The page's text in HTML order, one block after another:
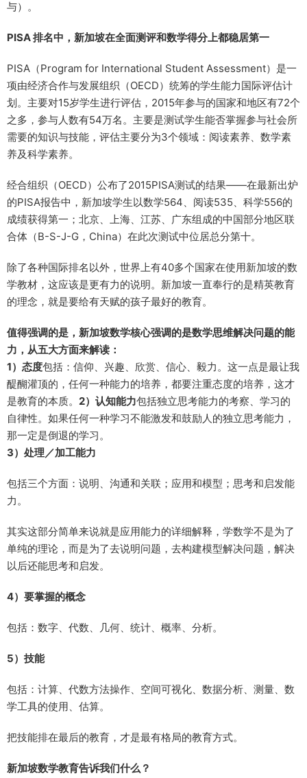
与）。
PISA 排名中，新加坡在全面测评和数学得分上都稳居第一
PISA（Program for International Student Assessment）是一
项由经济合作与发展组织（OECD）统筹的学生能力国际评估计
划。主要对15岁学生进行评估，2015年参与的国家和地区有72个
之多，参与人数有54万名。主要是测试学生能否掌握参与社会所
需要的知识与技能，评估主要分为3个领域：阅读素养、数学素
养及科学素养。
经合组织（OECD）公布了2015PISA测试的结果——在最新出炉
的PISA报告中，新加坡学生以数学564、阅读535、科学556的
成绩获得第一；北京、上海、江苏、广东组成的中国部分地区联
合体（B-S-J-G，China）在此次测试中位居总分第十。
除了各种国际排名以外，世界上有40多个国家在使用新加坡的数
学教材，这应该是更有力的说明。新加坡一直奉行的是精英教育
的理念，就是要给有天赋的孩子最好的教育。
值得强调的是，新加坡数学核心强调的是数学思维解决问题的能
力，从五大方面来解读：
1）态度包括：信仰、兴趣、欣赏、信心、毅力。这一点是最让我
醍醐灌顶的，任何一种能力的培养，都要注重态度的培养，这才
是教育的本质。 2）认知能力包括独立思考能力的考察、学习的
自律性。如果任何一种学习不能激发和鼓励人的独立思考能力，
那一定是倒退的学习。
3）处理／加工能力
包括三个方面：说明、沟通和关联；应用和模型；思考和启发能
力。
其实这部分简单来说就是应用能力的详细解释，学数学不是为了
单纯的理论，而是为了去说明问题，去构建模型解决问题，解决
以后还能思考和启发。
4）要掌握的概念
包括：数字、代数、几何、统计、概率、分析。
5）技能
包括：计算、代数方法操作、空间可视化、数据分析、测量、数
学工具的使用、估算。
把技能排在最后的教育，才是最有格局的教育方式。
新加坡数学教育告诉我们什么？